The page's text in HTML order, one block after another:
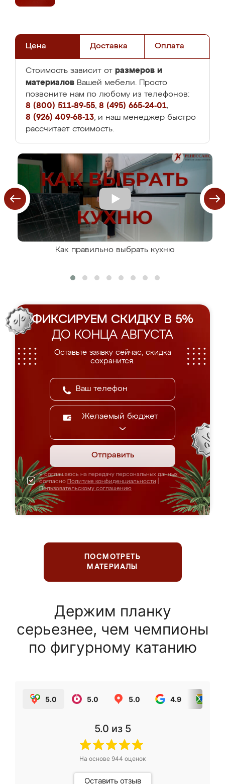
Цена Доставка Оплата
Стоимость зависит от размеров и
материалов Вашей мебели. Просто
позвоните нам по любому из телефонов:
8 (800) 511-89-55, 8 (495) 665-24-01,
8 (926) 409-68-13, и наш менеджер быстро
рассчитает стоимость.
Как правильно выбрать кухню
ФИКСИРУЕМ СКИДКУ В 5%
ДО КОНЦА АВГУСТА
Оставьте заявку сейчас, скидка
сохранится.
Желаемый бюджет
Отправить
Я соглашаюсь на передачу персональных данных
согласно Политике конфиденциальности
Пользовательскому соглашению
ПОСМОТРЕТЬ
МАТЕРИАЛЫ
Держим планку
серьезнее, чем чемпионы
по фигурному катанию
5.0 5.0 5.0 4.9
5.0 из 5
На основе 944 оценок
Оставить отзыв